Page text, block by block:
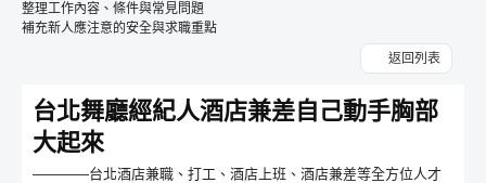
整理工作內容、條件與常見問題
補充新人應注意的安全與求職重點
返回列表
台北舞廳經紀人酒店兼差自己動手胸部
大起來
————台北酒店兼職、打工、酒店上班、酒店兼差等全方位人才